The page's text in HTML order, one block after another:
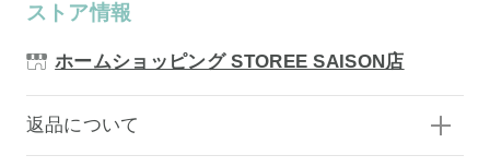
ストア情報
ホームショッピング STOREE SAISON店
返品について